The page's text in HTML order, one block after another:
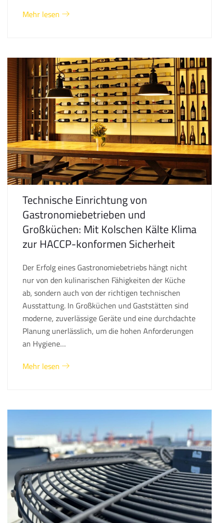
Mehr lesen
Technische Einrichtung von
Gastronomiebetrieben und
Großküchen: Mit Kolschen Kälte Klima
zur HACCP-konformen Sicherheit
Der Erfolg eines Gastronomiebetriebs hängt nicht
nur von den kulinarischen Fähigkeiten der Küche
ab, sondern auch von der richtigen technischen
Ausstattung. In Großküchen und Gaststätten sind
moderne, zuverlässige Geräte und eine durchdachte
Planung unerlässlich, um die hohen Anforderungen
an Hygiene…
Mehr lesen